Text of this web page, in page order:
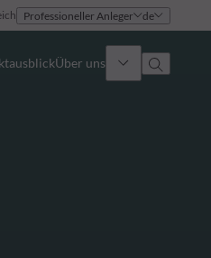
Professioneller Anleger de
Über uns